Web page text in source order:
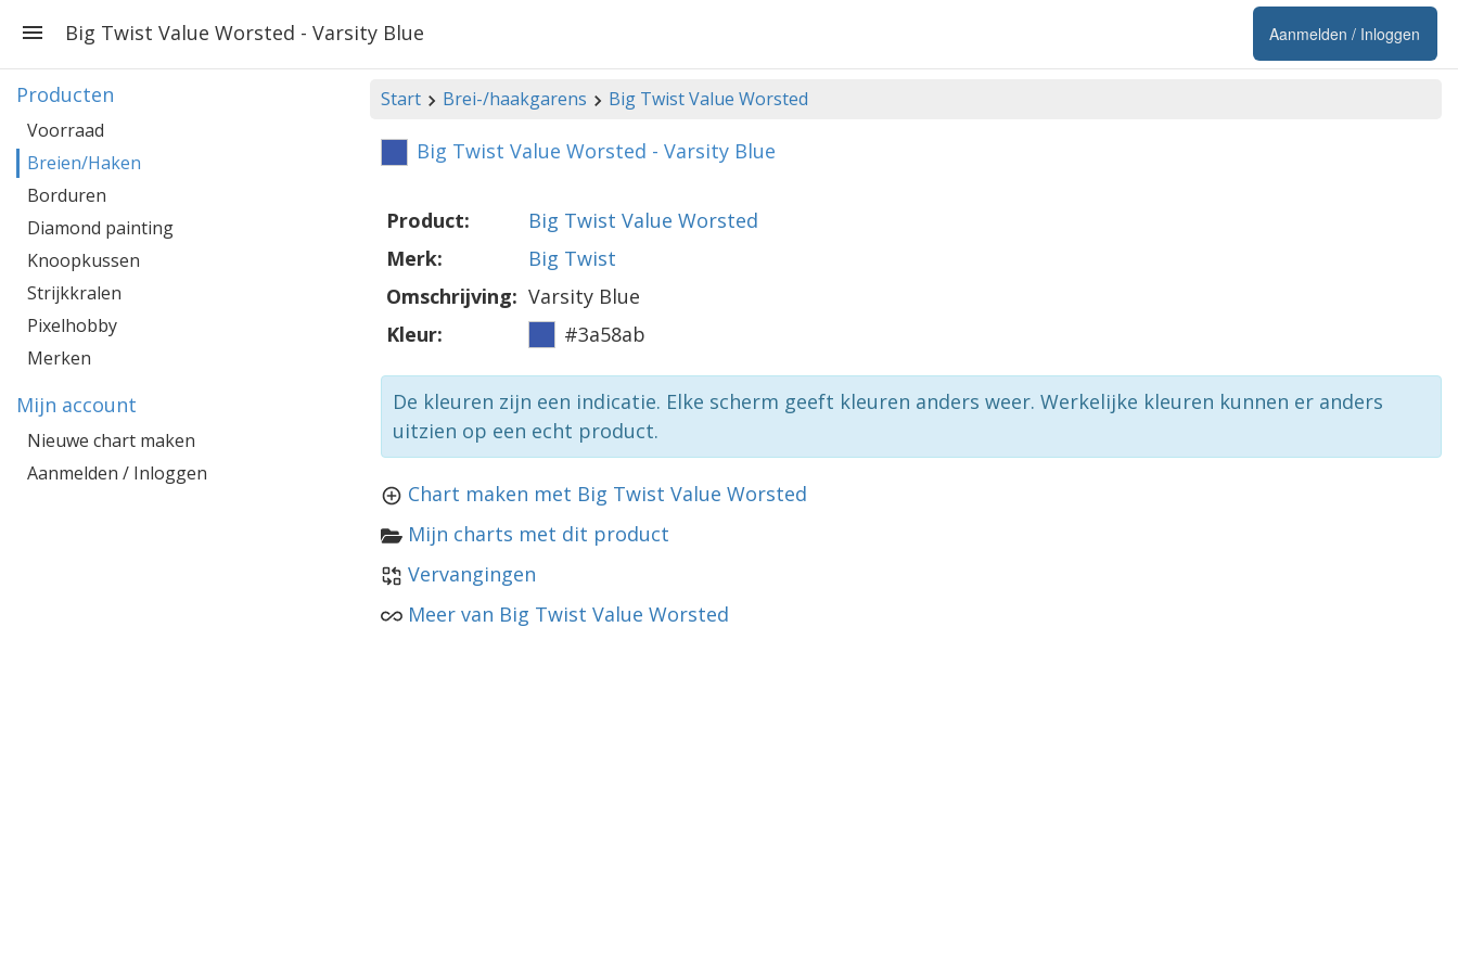
Aanmelden / Inloggen
Big Twist Value Worsted - Varsity Blue
Start Brei-/haakgarens Big Twist Value Worsted
Big Twist Value Worsted - Varsity Blue
Product:
Big Twist Value Worsted
Merk:
Big Twist
Omschrijving: Varsity Blue
Kleur:
#3a58ab
De kleuren zijn een indicatie. Elke scherm geeft kleuren anders weer. Werkelijke kleuren kunnen er anders
uitzien op een echt product.
Chart maken met Big Twist Value Worsted
Mijn charts met dit product
Vervangingen
Meer van Big Twist Value Worsted
Producten
Voorraad
Breien/Haken
Borduren
Diamond painting
Knoopkussen
Strijkkralen
Pixelhobby
Merken
Mijn account
Nieuwe chart maken
Aanmelden / Inloggen